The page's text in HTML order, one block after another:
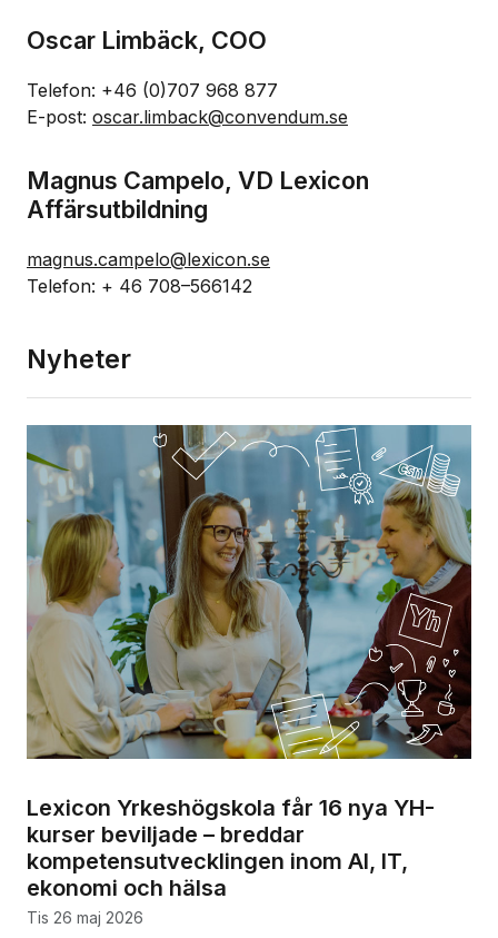
Oscar Limbäck, COO
Telefon: +46 (0)707 968 877
E-post: oscar.limback@convendum.se
Magnus Campelo, VD Lexicon
Affärsutbildning
magnus.campelo@lexicon.se
Telefon: + 46 708–566142
Nyheter
Lexicon Yrkeshögskola får 16 nya YH-
kurser beviljade – breddar
kompetensutvecklingen inom AI, IT,
ekonomi och hälsa
tis 26 maj 2026